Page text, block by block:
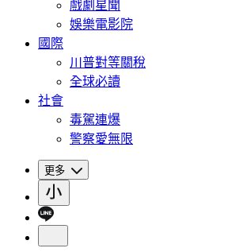
戲劇星聞
娛樂電影院
國際
川普對等關稅
全球必讀
社會
毒駕連爆
警察愛無限
更多